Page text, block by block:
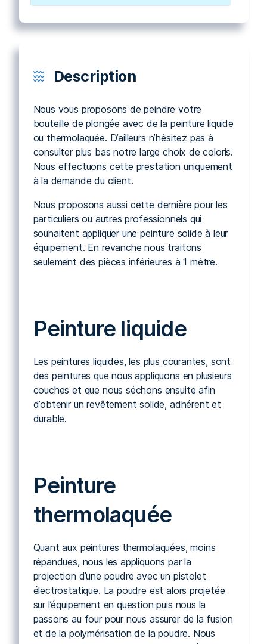
Description
Nous vous proposons de peindre votre
bouteille de plongée avec de la peinture liquide
ou thermolaquée. D’ailleurs n’hésitez pas à
consulter plus bas notre large choix de coloris.
Nous effectuons cette prestation uniquement
à la demande du client.
Nous proposons aussi cette dernière pour les
particuliers ou autres professionnels qui
souhaitent appliquer une peinture solide à leur
équipement. En revanche nous traitons
seulement des pièces inférieures à 1 mètre.
Peinture liquide
Les peintures liquides, les plus courantes, sont
des peintures que nous appliquons en plusieurs
couches et que nous séchons ensuite afin
d’obtenir un revêtement solide, adhérent et
durable.
Peinture
thermolaquée
Quant aux peintures thermolaquées, moins
répandues, nous les appliquons par la
projection d’une poudre avec un pistolet
électrostatique. La poudre est alors projetée
sur l’équipement en question puis nous la
passons au four pour nous assurer de la fusion
et de la polymérisation de la poudre. Nous